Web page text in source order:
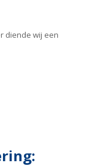
diende wij een